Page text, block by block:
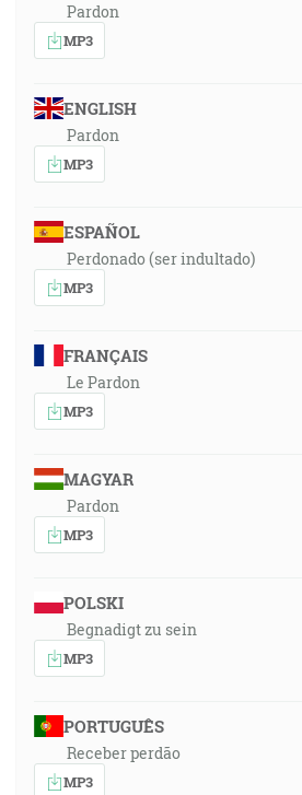
Pardon
MP3
ENGLISH
Pardon
MP3
ESPAÑOL
Perdonado (ser indultado)
MP3
FRANÇAIS
Le Pardon
MP3
MAGYAR
Pardon
MP3
POLSKI
Begnadigt zu sein
MP3
PORTUGUÊS
Receber perdão
MP3